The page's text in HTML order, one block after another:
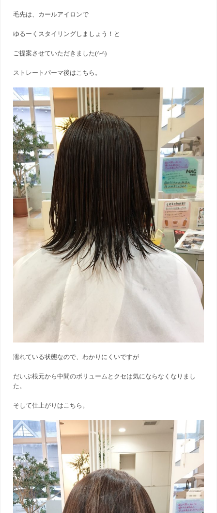
毛先は、カールアイロンで
ゆるーくスタイリングしましょう！と
ご提案させていただきました(^-^)
ストレートパーマ後はこちら。
濡れている状態なので、わかりにくいですが
だいぶ根元から中間のボリュームとクセは気にならなくなりまし
た。
そして仕上がりはこちら。